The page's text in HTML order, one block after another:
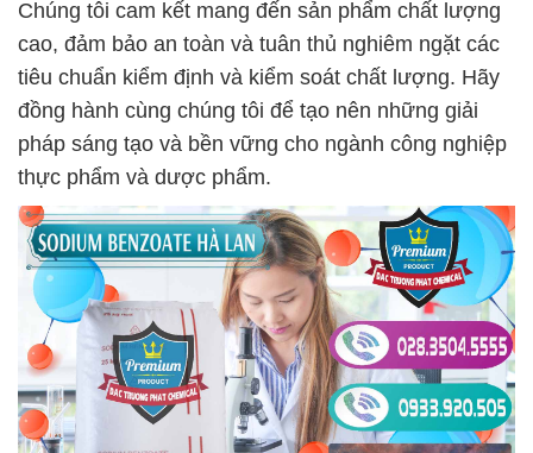
Chúng tôi cam kết mang đến sản phẩm chất lượng
cao, đảm bảo an toàn và tuân thủ nghiêm ngặt các
tiêu chuẩn kiểm định và kiểm soát chất lượng. Hãy
đồng hành cùng chúng tôi để tạo nên những giải
pháp sáng tạo và bền vững cho ngành công nghiệp
thực phẩm và dược phẩm.